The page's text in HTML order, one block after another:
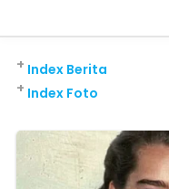
Index Berita
+
Index Foto
+